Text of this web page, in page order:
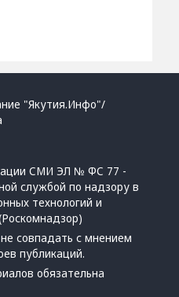
"Якутия.Инфо"/
СМИ ЭЛ № ФС 77 -
службой по надзору в
технологий и
совпадать с мнением
публикаций.
обязательна